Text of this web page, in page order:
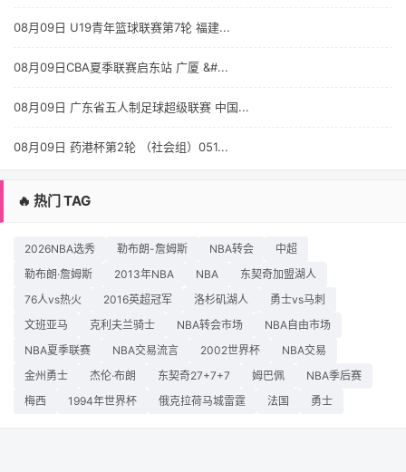
08月09日 U19青年篮球联赛第7轮 福建...
08月09日CBA夏季联赛启东站 广厦 &#...
08月09日 广东省五人制足球超级联赛 中国...
08月09日 药港杯第2轮 （社会组）051...
🔥 热门 TAG
2026NBA选秀 勒布朗-詹姆斯 NBA转会
中超
勒布朗·詹姆斯
2013年NBA NBA
东契奇加盟湖人
76人vs热火
2016英超冠军 洛杉矶湖人
勇士vs马刺
文班亚马
克利夫兰骑士 NBA转会市场
NBA自由市场
NBA夏季联赛
NBA交易流言 2002世界杯
NBA交易
金州勇士
杰伦·布朗 东契奇27+7+7 姆巴佩
NBA季后赛
梅西
1994年世界杯 俄克拉荷马城雷霆 法国 勇士